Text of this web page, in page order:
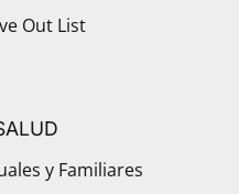
Out List
y Familiares